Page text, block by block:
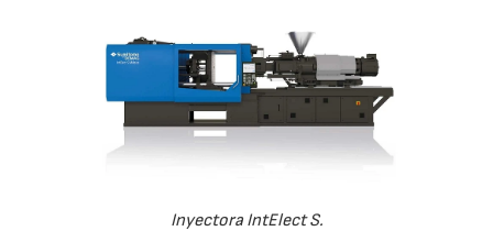
Inyectora IntElect S.